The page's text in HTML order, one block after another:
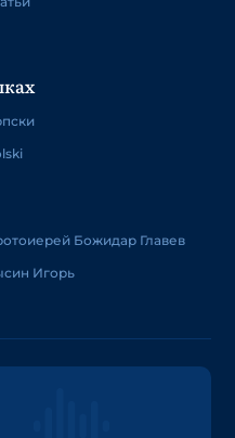
Божидар Главев
Игорь